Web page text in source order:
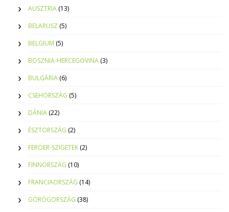
AUSZTRIA (13)
BELARUSZ (5)
BELGIUM (5)
BOSZNIA-HERCEGOVINA (3)
BULGÁRIA (6)
CSEHORSZÁG (5)
DÁNIA (22)
ÉSZTORSZÁG (2)
FERÖER-SZIGETEK (2)
FINNORSZÁG (10)
FRANCIAORSZÁG (14)
GÖRÖGORSZÁG (38)